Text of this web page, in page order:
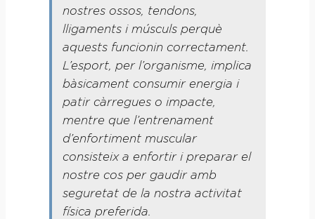
nostres ossos, tendons,
lligaments i músculs perquè
aquests funcionin correctament.
L’esport, per l’organisme, implica
bàsicament consumir energia i
patir càrregues o impacte,
mentre que l’entrenament
d’enfortiment muscular
consisteix a enfortir i preparar el
nostre cos per gaudir amb
seguretat de la nostra activitat
física preferida.